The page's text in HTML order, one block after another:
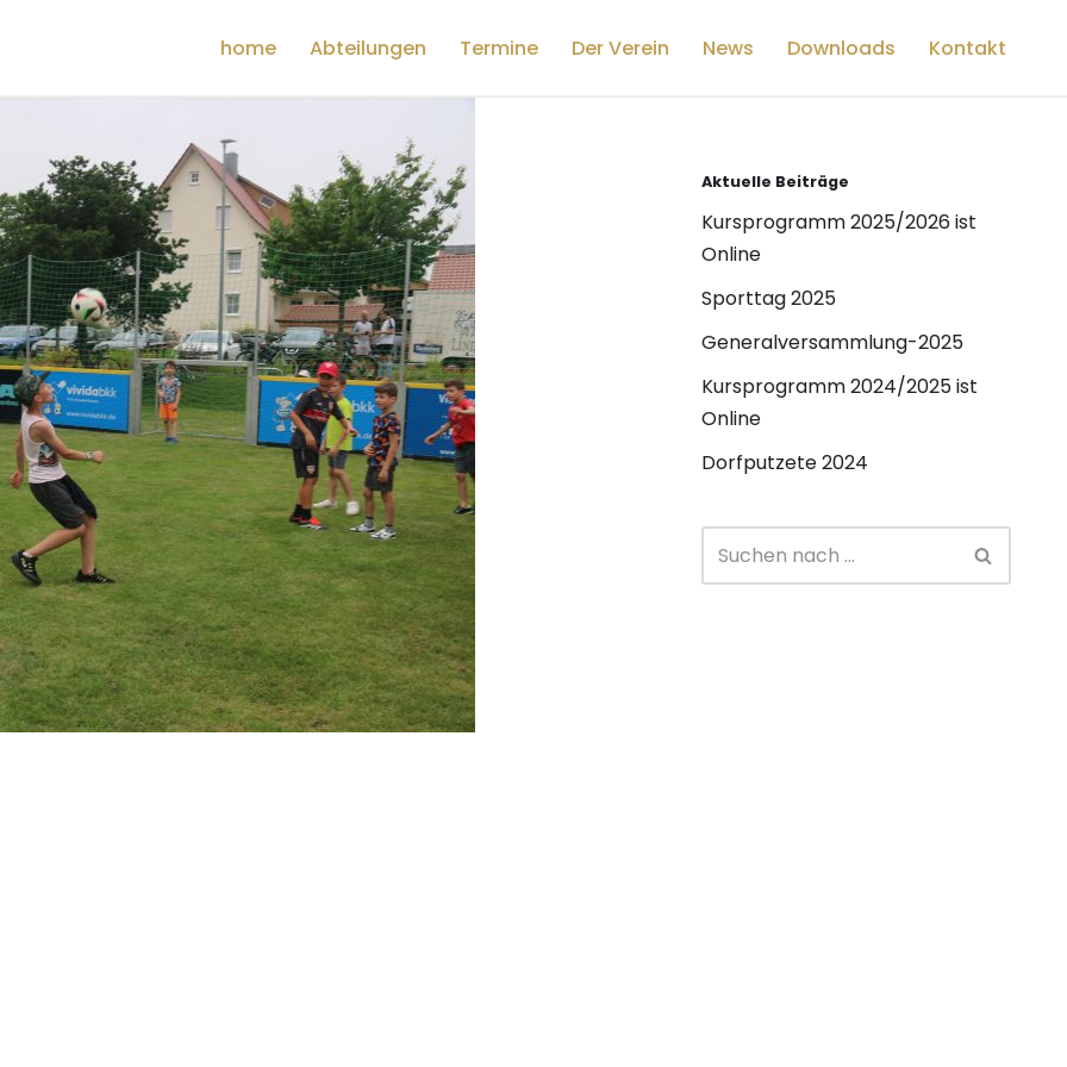
home Abteilungen Termine Der Verein News Downloads Kontakt
Aktuelle Beiträge
Kursprogramm 2025/2026 ist
Online
Sporttag 2025
Generalversammlung-2025
Kursprogramm 2024/2025 ist
Online
Dorfputzete 2024